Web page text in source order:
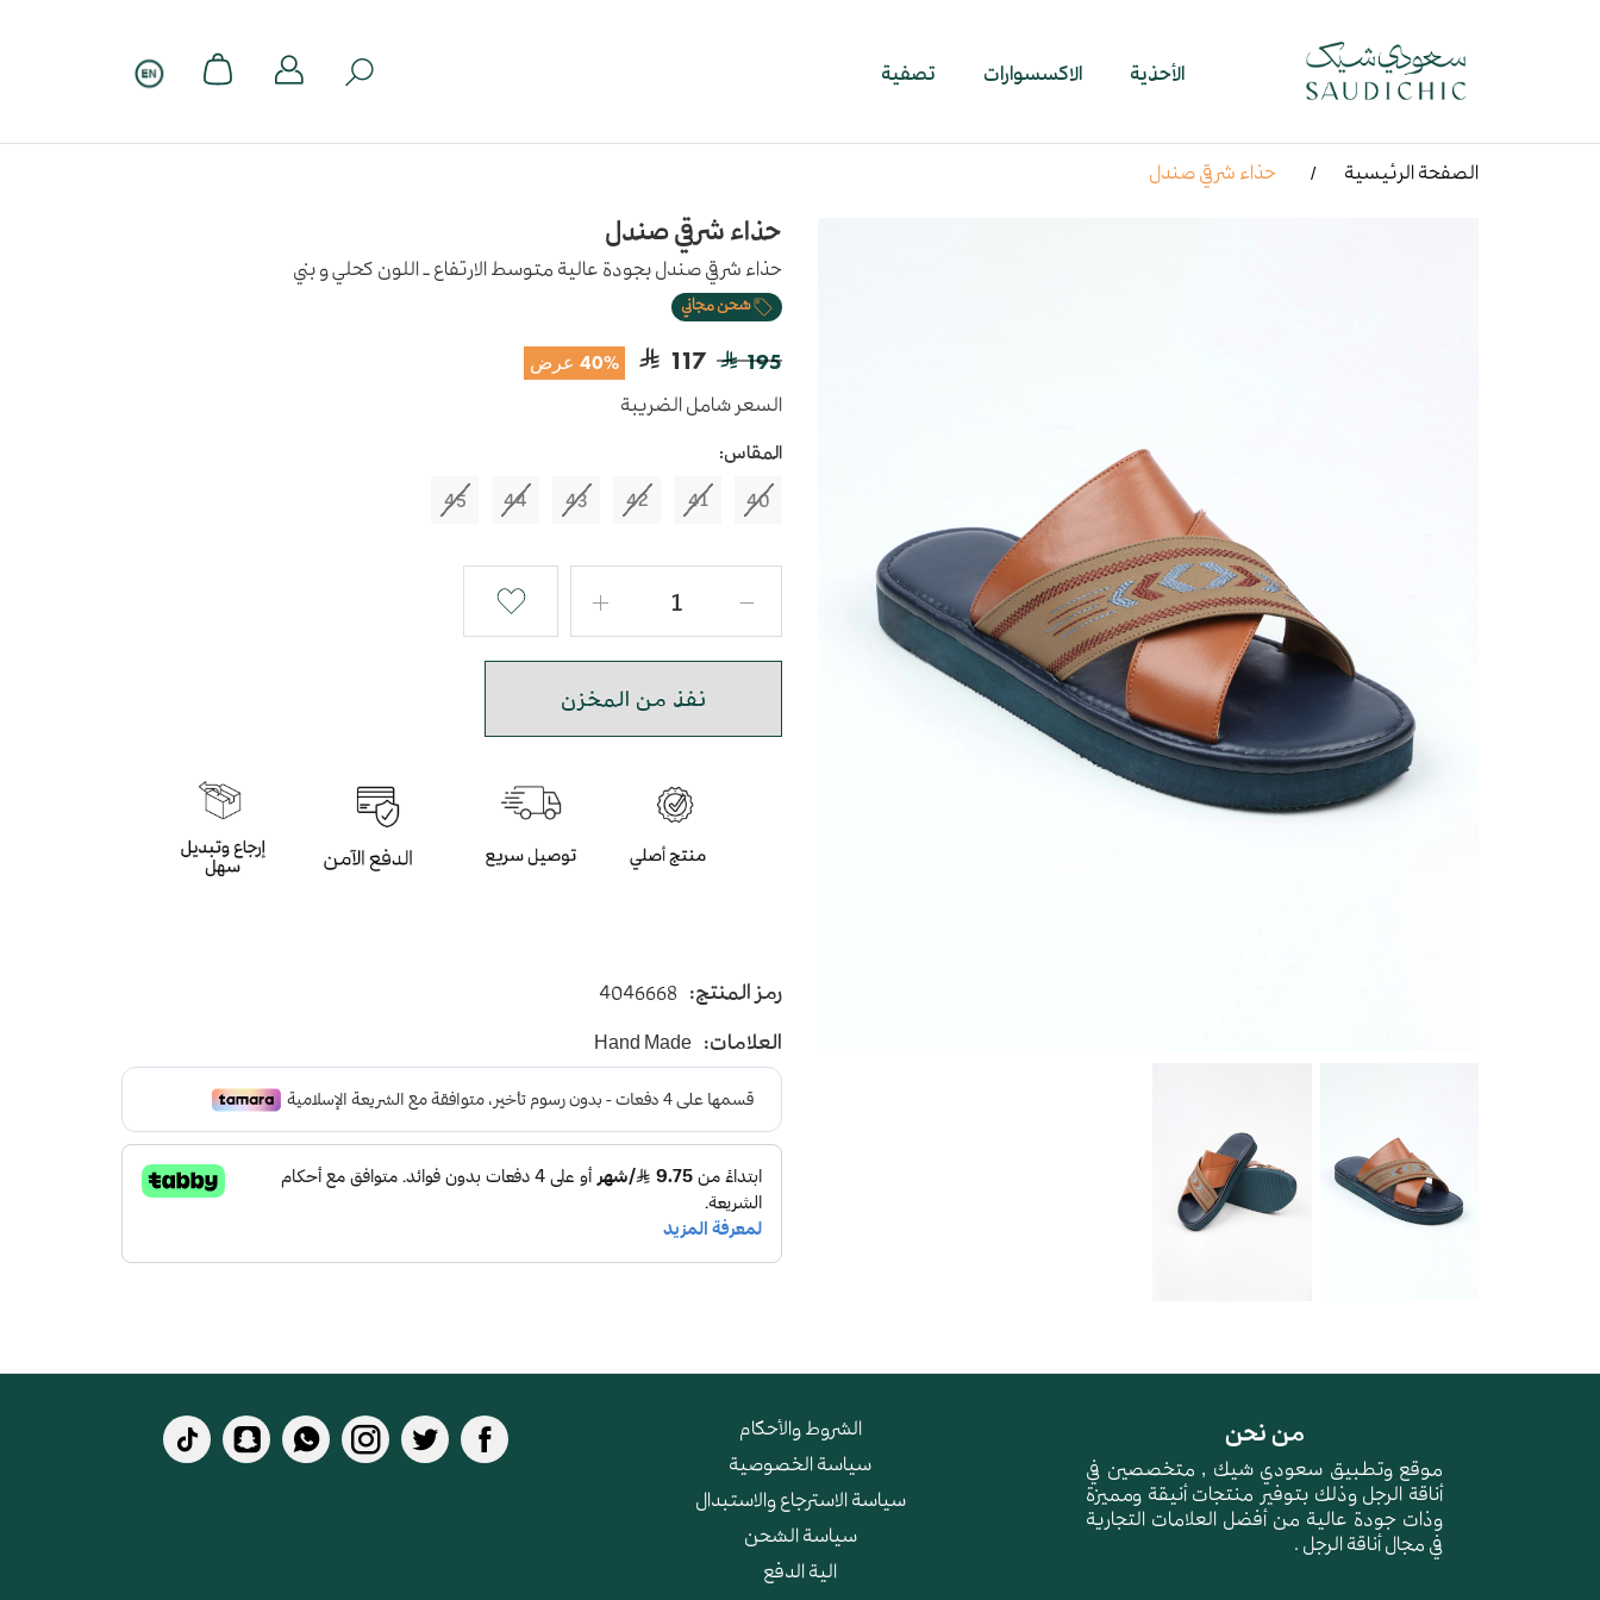
الأحذية الاكسسوارات تصفية
الصفحة الرئيسية حذاء شرقي صندل
حذاء شرقي صندل
حذاء شرقي صندل بجودة عالية متوسط الارتفاع - اللون كحلي و بني
شحن مجاني
195
117 40% عرض
السعر شامل الضريبة
المقاس:
40
41
42
43
44
45
نفذ من المخزن
رمز المنتج: 4046668
العلامات: Hand Made
من نحن
موقع وتطبيق سعودي شيك , متخصصين في
أناقة الرجل وذلك بتوفير منتجات أنيقة ومميزة
وذات جودة عالية من أفضل العلامات التجارية
في مجال أناقة الرجل .
الشروط والأحكام
سياسة الخصوصية
سياسة الاسترجاع والاستبدال
سياسة الشحن
الية الدفع